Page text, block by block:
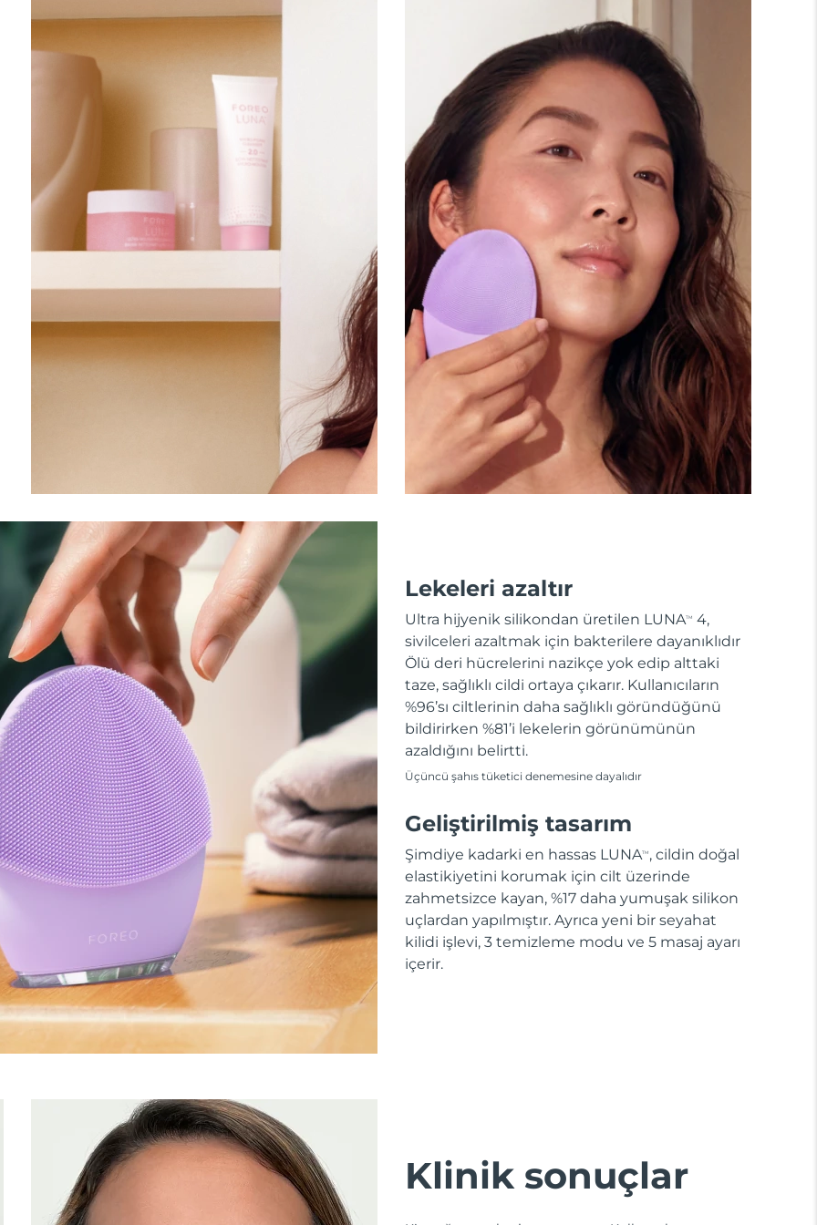
Lekeleri azaltır
Ultra hijyenik silikondan üretilen LUNATM
4,
sivilceleri azaltmak için bakterilere dayanıklıdır
Ölü deri hücrelerini nazikçe yok edip alttaki
taze, sağlıklı cildi ortaya çıkarır. Kullanıcıların
%96’sı ciltlerinin daha sağlıklı göründüğünü
bildirirken %81’i lekelerin görünümünün
azaldığını belirtti.
Üçüncü şahıs tüketici denemesine dayalıdır
Geliştirilmiş tasarım
Şimdiye kadarki en hassas LUNATM , cildin doğal
elastikiyetini korumak için cilt üzerinde
zahmetsizce kayan, %17 daha yumuşak silikon
uçlardan yapılmıştır. Ayrıca yeni bir seyahat
kilidi işlevi, 3 temizleme modu ve 5 masaj ayarı
içerir.
Klinik sonuçlar